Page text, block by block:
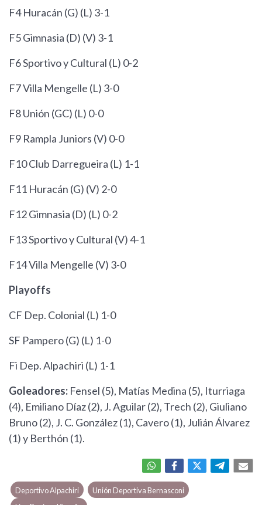
F4 Huracán (G) (L) 3-1
F5 Gimnasia (D) (V) 3-1
F6 Sportivo y Cultural (L) 0-2
F7 Villa Mengelle (L) 3-0
F8 Unión (GC) (L) 0-0
F9 Rampla Juniors (V) 0-0
F10 Club Darregueira (L) 1-1
F11 Huracán (G) (V) 2-0
F12 Gimnasia (D) (L) 0-2
F13 Sportivo y Cultural (V) 4-1
F14 Villa Mengelle (V) 3-0
Playoffs
CF Dep. Colonial (L) 1-0
SF Pampero (G) (L) 1-0
Fi Dep. Alpachiri (L) 1-1
Goleadores: Fensel (5), Matías Medina (5), Iturriaga
(4), Emiliano Díaz (2), J. Aguilar (2), Trech (2), Giuliano
Bruno (2), J. C. González (1), Cavero (1), Julián Álvarez
(1) y Berthón (1).
Deportivo Alpachiri
Unión Deportiva Bernasconi